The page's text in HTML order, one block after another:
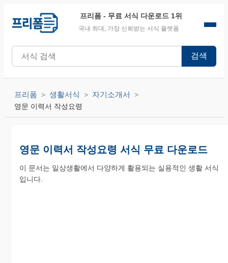
프리폼 - 무료 서식 다운로드 1위
국내 최대, 가장 신뢰받는 서식 플랫폼
검색
프리폼 생활서식 자기소개서
영문 이력서 작성요령
영문 이력서 작성요령 서식 무료 다운로드
이 문서는 일상생활에서 다양하게 활용되는 실용적인 생활 서식
입니다.